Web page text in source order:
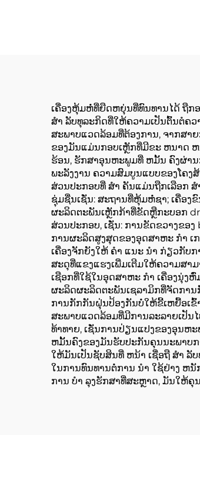
ເຄື່ອງຫຸ້ມຫໍ່ທີ່ຍືດຫຍຸ່ນທີ່ທົນທານໄດ້ ຖືກ
ສໍາ ລັບທຸລະກິດທີ່ໃຫ້ຄວາມເປັນຕົ້ນຕໍຄ
ສະພາບແວດລ້ອມທີ່ຕ້ອງການ, ຈາກສ
ຂອງມັນແມ່ນກອບເຫຼັກທີ່ມີຂະ ຫນາດ ຫ
ຮ້ອນ, ຮັກສາອຸນຫະພູມທີ່ ຫມັ້ນ ຄົງຜ່າ
ພະລັງງານ ຄວາມສົມບູນແບບຂອງໂຄງ
ສ່ວນປະກອບທີ່ ສໍາ ຄັນແມ່ນຖືກເລືອກ
ຊຸ່ມຊື່ນເຊັ່ນ: ສະຖານທີ່ຫຸ້ມຫໍ່ຊາ; ເຄື່ອງ
ຜະລິດຕະພັນເຫຼັກກ້າທີ່ຂັດຫຼືກະບອກ
ສ່ວນປະກອບ, ເຊັ່ນ: ການຂັດຂວາງຂອ
ການຜະລິດສູງສຸດຂອງອຸດສາຫະ ກໍາ ເ
ເຄື່ອງຈັກຍັງໃຫ້ ຄໍາ ແນະ ນໍາ ກ່ຽວກັບ
ສະດຸທີ່ແຂງແຮງເພີ່ມເຕີມໃຫ້ຄວາມສາ
ເຊືອກທີ່ໃຊ້ໃນອຸດສາຫະ ກໍາ ເຄື່ອງນຸ່ງ
ຜະລິດຜະລິດຕະພັນເຊລາມິກທີ່ຈັດກາ
ການກັກກັນຝຸ່ນປ້ອງກັນບໍ່ໃຫ້ຂີ້ເຫຍື້ອເຂົ້
ສະພາບແວດລ້ອມທີ່ມີການລະລາຍເປັນ
ທ້າທາຍ, ເຊັ່ນການປ່ຽນແປງຂອງອຸນຫ
ຫມັ້ນຄົງຂອງມັນຮັບປະກັນຄຸນນະພາບ
ໃຫ້ມັນເປັນຊັບສິນທີ່ ຫນ້າ ເຊື່ອຖື ສໍາ
ໃນການທົນທານຕໍ່ການ ນໍາ ໃຊ້ຢ່າງ ຫ
ການ ບໍາ ລຸງຮັກສາທີ່ສະຫຼາດ, ມັນໃຫ້ຄຸ